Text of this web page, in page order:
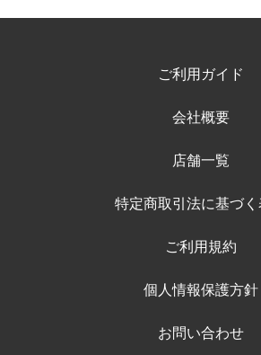
ご利用ガイド
会社概要
店舗一覧
特定商取引法に基づく
ご利用規約
個人情報保護方針
お問い合わせ